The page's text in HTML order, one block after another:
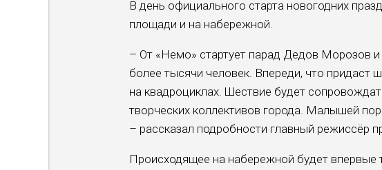
В день официального старта новогодних
площади и на набережной.
– От «Немо» стартует парад Дедов Морозов
более тысячи человек. Впереди, что
на квадроциклах. Шествие будет
творческих коллективов города. Малышей
– рассказал подробности главный режиссёр
Происходящее на набережной будет впервые